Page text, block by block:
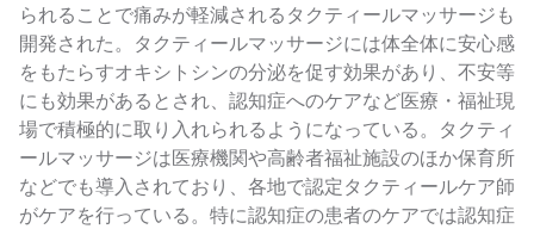
られることで痛みが軽減されるタクティールマッサージも
開発された。タクティールマッサージには体全体に安心感
をもたらすオキシトシンの分泌を促す効果があり、不安等
にも効果があるとされ、認知症へのケアなど医療・福祉現
場で積極的に取り入れられるようになっている。タクティ
ールマッサージは医療機関や高齢者福祉施設のほか保育所
などでも導入されており、各地で認定タクティールケア師
がケアを行っている。特に認知症の患者のケアでは認知症